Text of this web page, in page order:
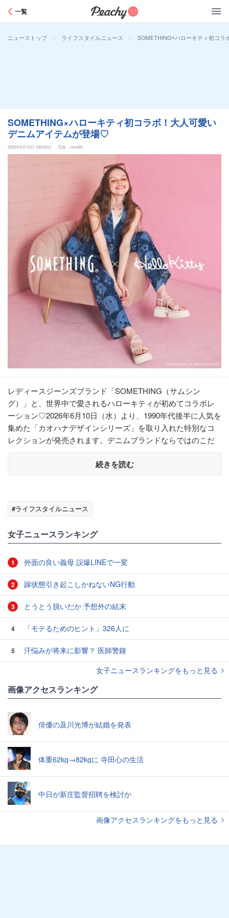
一覧
ニューストップ > ライフスタイルニュース > SOMETHING×ハローキティ初コ
SOMETHING×ハローキティ初コラボ！大人可愛い
デニムアイテムが登場♡
2026年6月10日 16時30分 写真：cocotte
レディースジーンズブランド「SOMETHING（サムシン
グ）」と、世界中で愛されるハローキティが初めてコラボレ
ーション♡2026年6月10日（水）より、1990年代後半に人気を
集めた「カオハナデザインシリーズ」を取り入れた特別なコ
レクションが発売されます。デニムブランドならではのこだ
続きを読む
#ライフスタイルニュース
女子ニュースランキング
1 外面の良い義母 誤爆LINEで一変
2 躁状態引き起こしかねないNG行動
3 とうとう脱いだか 予想外の結末
4 「モテるためのヒント」326人に
5
汗悩みが将来に影響？ 医師警鐘
女子ニュースランキングをもっと見る
画像アクセスランキング
俳優の及川光博が結婚を発表
体重62kg→82kgに 寺田心の生活
中日が新庄監督招聘を検討か
画像アクセスランキングをもっと見る